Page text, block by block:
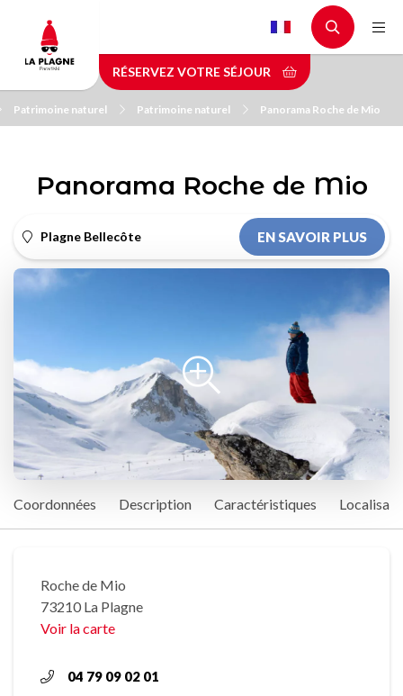
contenu
principal
RÉSERVEZ VOTRE SÉJOUR
Patrimoine naturel Patrimoine naturel Panorama Roche de Mio
Panorama Roche de Mio
Plagne Bellecôte EN SAVOIR PLUS
Coordonnées Description Caractéristiques
Roche de Mio
73210 La Plagne
Voir la carte
04 79 09 02 01